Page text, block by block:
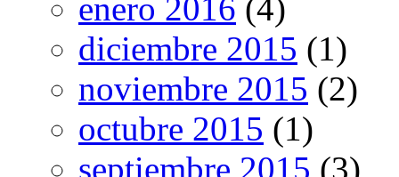
enero 2016 (4)
diciembre 2015 (1)
noviembre 2015 (2)
octubre 2015 (1)
septiembre 2015 (3)